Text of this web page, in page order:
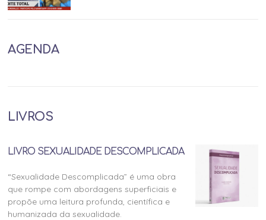
AGENDA
LIVROS
LIVRO SEXUALIDADE DESCOMPLICADA
“Sexualidade Descomplicada” é uma obra
que rompe com abordagens superficiais e
propõe uma leitura profunda, científica e
humanizada da sexualidade.